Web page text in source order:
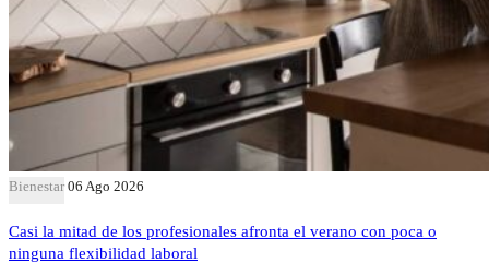
Bienestar 06 Ago 2026
Casi la mitad de los profesionales afronta el verano con poca o
ninguna flexibilidad laboral